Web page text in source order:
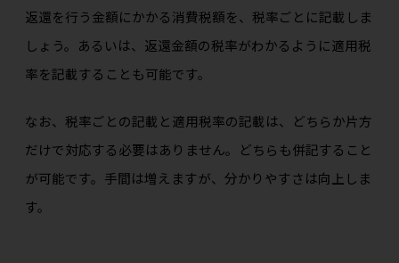
返還を行う金額にかかる消費税額を、税率ごとに記載しま
しょう。あるいは、返還金額の税率がわかるように適用税
率を記載することも可能です。
なお、税率ごとの記載と適用税率の記載は、どちらか片方
だけで対応する必要はありません。どちらも併記すること
が可能です。手間は増えますが、分かりやすさは向上しま
す。